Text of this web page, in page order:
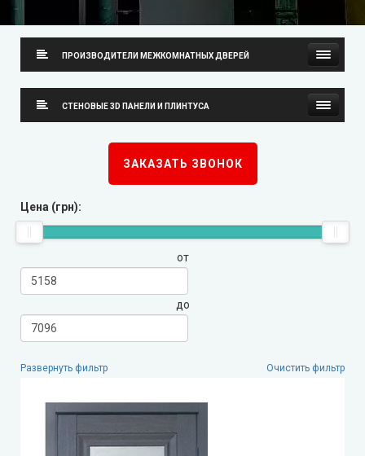
ПРОИЗВОДИТЕЛИ МЕЖКОМНАТНЫХ ДВЕРЕЙ
Neman (Неман)
KORFAD (Корфад)
Korfad Express (Корфад Экспресс)
Terminus (Терминус)
LEADOR (Леадор)
СТЕНОВЫЕ 3D ПАНЕЛИ И ПЛИНТУСА
Стеновые 3D панели
ЗАКАЗАТЬ ЗВОНОК
Цена (грн):
от
до
Развернуть фильтр Очистить фильтр